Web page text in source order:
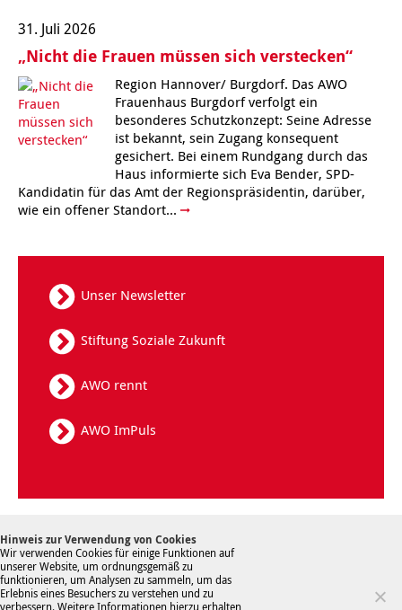
31. Juli 2026
„Nicht die Frauen müssen sich verstecken“
Region Hannover/ Burgdorf. Das AWO
Frauenhaus Burgdorf verfolgt ein
besonderes Schutzkonzept: Seine Adresse
ist bekannt, sein Zugang konsequent
gesichert. Bei einem Rundgang durch das
Haus informierte sich Eva Bender, SPD-
Kandidatin für das Amt der Regionspräsidentin, darüber,
wie ein offener Standort...
Unser Newsletter
Stiftung Soziale Zukunft
AWO rennt
AWO ImPuls
Hinweisgebersystem
Hinweis zur Verwendung von Cookies
Wir verwenden Cookies für einige Funktionen auf
unserer Website, um ordnungsgemäß zu
funktionieren, um Analysen zu sammeln, um das
Erlebnis eines Besuchers zu verstehen und zu
verbessern. Weitere Informationen hierzu erhalten